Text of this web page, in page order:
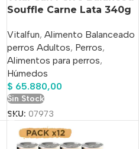
Souffle Carne Lata 340g
Vitalfun, Alimento Balanceado
perros Adultos, Perros,
Alimentos para perros,
Húmedos
$ 65.880,00
Sin Stock
SKU: 07973